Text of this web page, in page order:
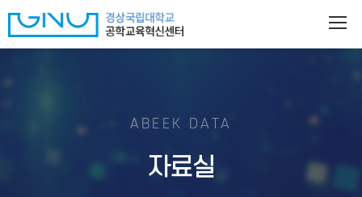
ABEEK DATA
자료실